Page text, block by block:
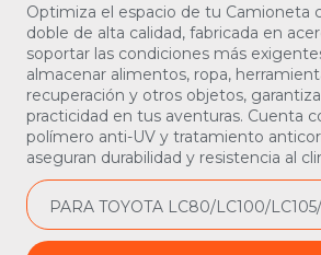
Optimiza el espacio de tu Camioneta
doble de alta calidad, fabricada en
soportar las condiciones más
almacenar alimentos, ropa,
recuperación y otros objetos,
practicidad en tus aventuras. Cuenta
polímero anti-UV y tratamiento
aseguran durabilidad y resistencia al
PARA TOYOTA LC80/LC100/